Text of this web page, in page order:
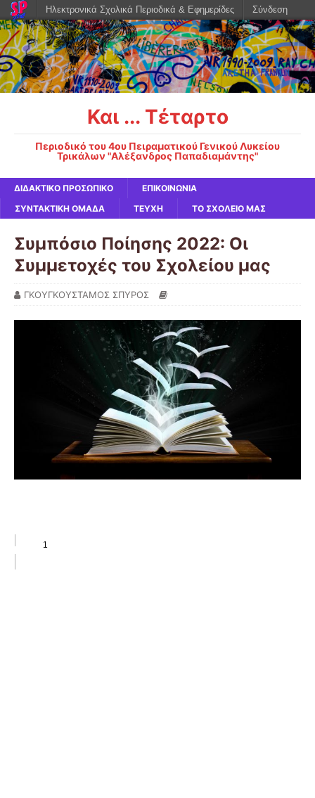
Και ... Τέταρτο
Περιοδικό του 4ου Πειραματικού Γενικού Λυκείου
Τρικάλων "Αλέξανδρος Παπαδιαμάντης"
ΔΙΔΑΚΤΙΚΟ ΠΡΟΣΩΠΙΚΟ
ΕΠΙΚΟΙΝΩΝΙΑ
ΣΥΝΤΑΚΤΙΚΗ ΟΜΑΔΑ
ΤΕΥΧΗ ΤΟ ΣΧΟΛΕΙΟ ΜΑΣ
Συμπόσιο Ποίησης 2022: Οι
Συμμετοχές του Σχολείου μας
ΓΚΟΥΓΚΟΥΣΤΑΜΟΣ ΣΠΥΡΟΣ
Ηλεκτρονικά Σχολικά Περιοδικά & Εφημερίδες Σύνδεση